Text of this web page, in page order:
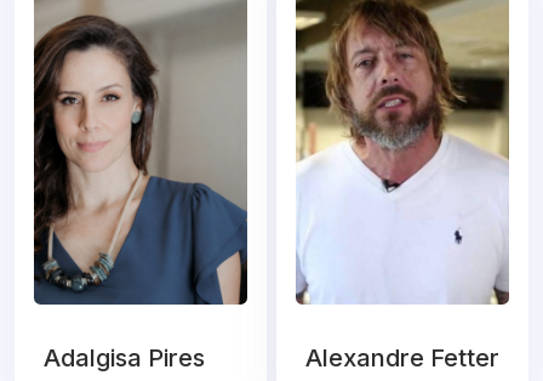
Adalgisa Pires Alexandre Fetter